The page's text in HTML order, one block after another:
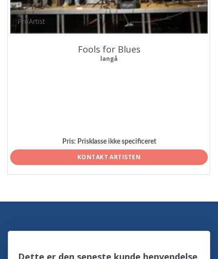
ProArtist
Fools for Blues
langå
Pris: Prisklasse ikke specificeret
KONTAKT ARTISTEN
Dette er den seneste kunde henvendelse